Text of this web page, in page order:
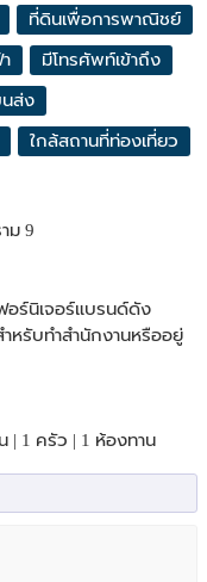
ที่ดินเพื่อการพาณิชย์
มีโทรศัพท์เข้าถึง
นส่ง
ใกล้สถานที่ท่องเที่ยว
ม 9
อร์นิเจอร์แบรนด์ดัง
ำหรับทำสำนักงานหรืออยู่
| 1 ครัว | 1 ห้องทาน